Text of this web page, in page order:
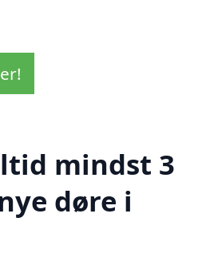
mindst 3
døre i